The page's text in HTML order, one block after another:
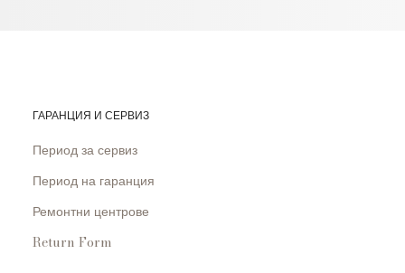
ГАРАНЦИЯ И СЕРВИЗ
Период за сервиз
Период на гаранция
Ремонтни центрове
Return Form